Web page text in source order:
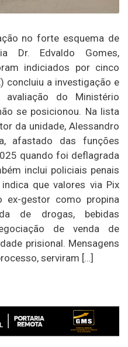
no forte esquema de
Dr. Edvaldo Gomes,
indiciados por cinco
concluiu a investigação e
do Ministério
se posicionou. Na lista
da unidade, Alessandro
afastado das funções
quando foi deflagrada
inclui policiais penais
que valores via Pix
ex-gestor como propina
de drogas, bebidas
de venda de
prisional. Mensagens
serviram […]